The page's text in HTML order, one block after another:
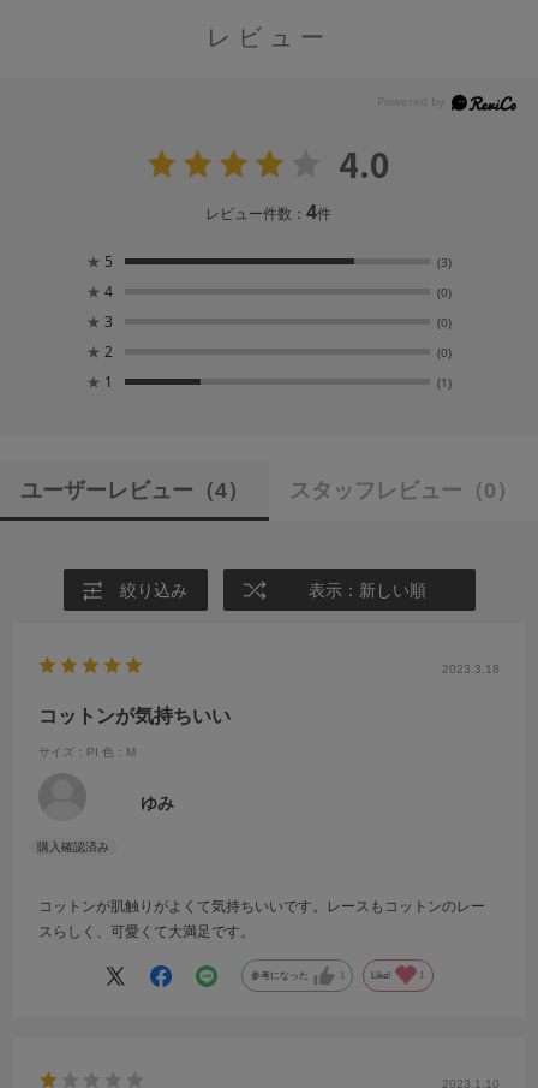
レビュー
4.0
レビュー件数：4件
★ 5 (3)
★ 4 (0)
★ 3 (0)
★ 2 (0)
★ 1 (1)
ユーザーレビュー （4） スタッフレビュー （0）
絞り込み 表示：新しい順
2023.3.18
コットンが気持ちいい
サイズ：PI 色：M
ゆみ
コットンが肌触りがよくて気持ちいいです。レースもコットンのレー
スらしく、可愛くて大満足です。
参考になった 1 Like! 1
2023.1.10